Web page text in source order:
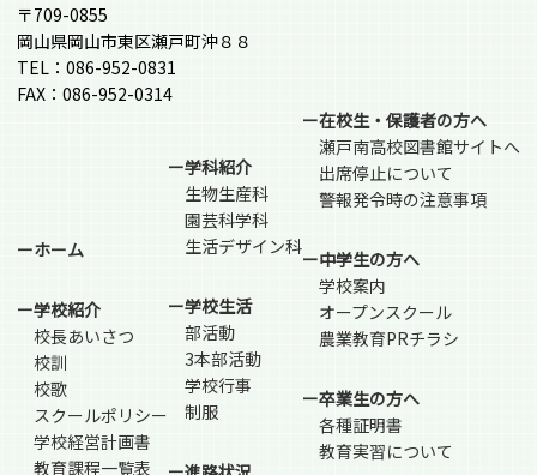
〒709-0855
岡山県岡山市東区瀬戸町沖８８
TEL：086-952-0831
FAX：086-952-0314
ーホーム
ー学校紹介
校長あいさつ
校訓
校歌
スクールポリシー
学校経営計画書
教育課程一覧表
ー学科紹介
生物生産科
園芸科学科
生活デザイン科
ー学校生活
部活動
3本部活動
学校行事
制服
ー在校生・保護者の方へ
瀬戸南高校図書館サイトへ
出席停止について
警報発令時の注意事項
ー中学生の方へ
学校案内
オープンスクール
農業教育PRチラシ
ー卒業生の方へ
各種証明書
教育実習について